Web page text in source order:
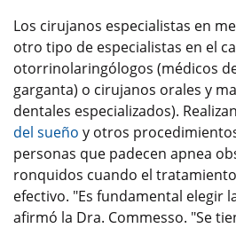
Los cirujanos especialistas en
otro tipo de especialistas en el
otorrinolaringólogos (médicos
garganta) o cirujanos orales y
dentales especializados).
del sueño y otros
personas que padecen apnea
ronquidos cuando el
efectivo. "Es fundamental elegir
afirmó la Dra. Commesso. "Se